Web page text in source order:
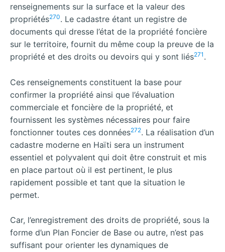
renseignements sur la surface et la valeur des
propriétés270. Le cadastre étant un registre de
documents qui dresse l’état de la propriété foncière
sur le territoire, fournit du même coup la preuve de la
propriété et des droits ou devoirs qui y sont liés271 .
Ces renseignements constituent la base pour
confirmer la propriété ainsi que l’évaluation
commerciale et foncière de la propriété, et
fournissent les systèmes nécessaires pour faire
fonctionner toutes ces données272. La réalisation d’un
cadastre moderne en Haïti sera un instrument
essentiel et polyvalent qui doit être construit et mis
en place partout où il est pertinent, le plus
rapidement possible et tant que la situation le
permet.
Car, l’enregistrement des droits de propriété, sous la
forme d’un Plan Foncier de Base ou autre, n’est pas
suffisant pour orienter les dynamiques de